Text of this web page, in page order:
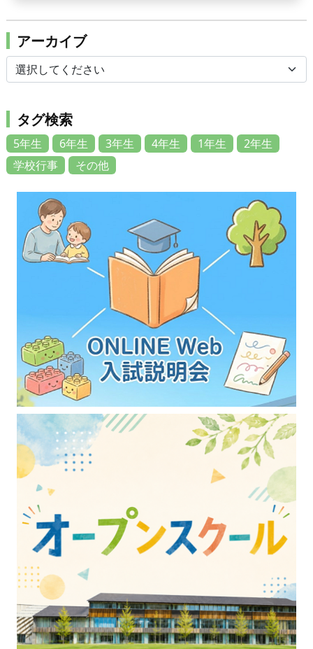
アーカイブ
タグ検索
5年生 6年生 3年生 4年生 1年生
2年生
学校行事
その他